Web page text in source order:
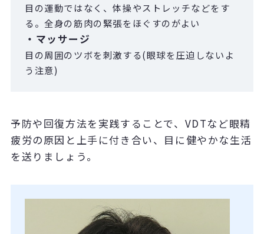
目の運動ではなく、体操やストレッチなどをす
る。全身の筋肉の緊張をほぐすのがよい
・マッサージ
目の周囲のツボを刺激する(眼球を圧迫しないよ
う注意)
予防や回復方法を実践することで、VDTなど眼精
疲労の原因と上手に付き合い、目に健やかな生活
を送りましょう。